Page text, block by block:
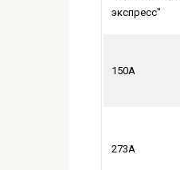
экспресс"
150А
273А